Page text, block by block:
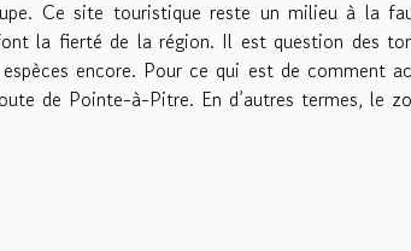
Ce site touristique reste un milieu à la
la fierté de la région. Il est question des
encore. Pour ce qui est de comment
de Pointe-à-Pitre. En d’autres termes, le